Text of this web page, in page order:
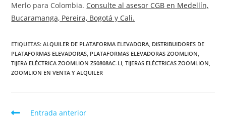
Merlo para Colombia. Consulte al asesor CGB en Medellín,
Bucaramanga, Pereira, Bogotá y Cali.
ETIQUETAS:ALQUILER DE PLATAFORMA ELEVADORA, DISTRIBUIDORES DE
PLATAFORMAS ELEVADORAS, PLATAFORMAS ELEVADORAS ZOOMLION,
TIJERA ELÉCTRICA ZOOMLION ZS0808AC-LI, TIJERAS ELÉCTRICAS ZOOMLION,
ZOOMLION EN VENTA Y ALQUILER
Entrada anterior